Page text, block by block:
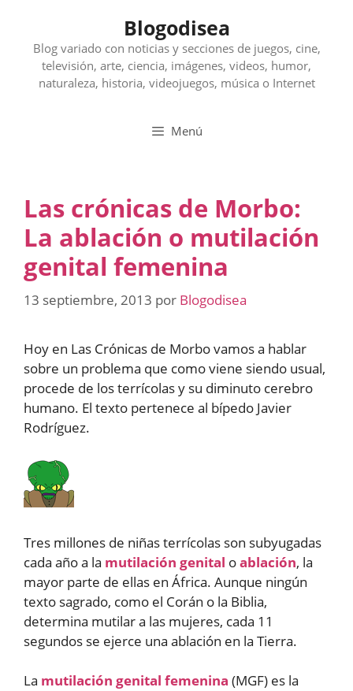
contenido
Blogodisea
Blog variado con noticias y secciones de juegos, cine,
televisión, arte, ciencia, imágenes, videos, humor,
naturaleza, historia, videojuegos, música o Internet
Menú
Las crónicas de Morbo:
La ablación o mutilación
genital femenina
13 septiembre, 2013 por Blogodisea
Hoy en Las Crónicas de Morbo vamos a hablar
sobre un problema que como viene siendo usual,
procede de los terrícolas y su diminuto cerebro
humano. El texto pertenece al bípedo Javier
Rodríguez.
Tres millones de niñas terrícolas son subyugadas
cada año a la mutilación genital oablación, la
mayor parte de ellas en África. Aunque ningún
texto sagrado, como el Corán o la Biblia,
determina mutilar a las mujeres, cada 11
segundos se ejerce una ablación en la Tierra.
La mutilación genital femenina (MGF) es la